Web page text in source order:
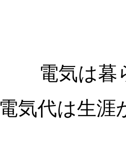
電気は暮
電気代は生涯